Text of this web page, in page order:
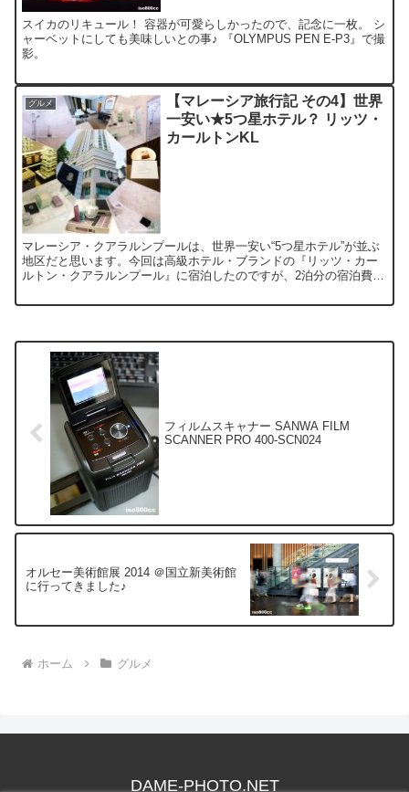
スイカのリキュール！ 容器が可愛らしかったので、記念に一枚。 シ
ャーベットにしても美味しいとの事♪ 『OLYMPUS PEN E-P3』で撮
影。
グルメ
【マレーシア旅行記 その4】世界
一安い★5つ星ホテル？ リッツ・
カールトンKL
マレーシア・クアラルンプールは、世界一安い“5つ星ホテル”が並ぶ
地区だと思います。今回は高級ホテル・ブランドの『リッツ・カー
ルトン・クアラルンプール』に宿泊したのですが、2泊分の宿泊費が
フィルムスキャナー SANWA FILM
SCANNER PRO 400-SCN024
オルセー美術館展 2014 ＠国立新美術館
に行ってきました♪
ホーム グルメ
DAME-PHOTO.NET